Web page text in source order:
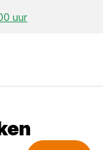
uur